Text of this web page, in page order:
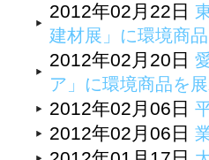
2012年02月22日
建材展」に環境商
2012年02月20日
ア」に環境商品を展
2012年02月06日
2012年02月06日